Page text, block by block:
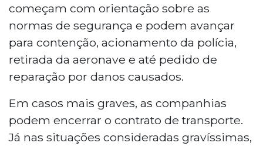
começam com orientação sobre as
normas de segurança e podem avançar
para contenção, acionamento da polícia,
retirada da aeronave e até pedido de
reparação por danos causados.
Em casos mais graves, as companhias
podem encerrar o contrato de transporte.
Já nas situações consideradas gravíssimas,